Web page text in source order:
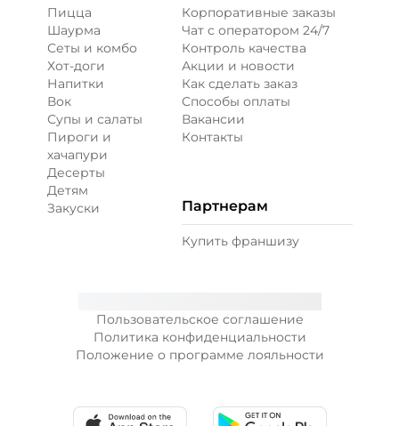
Пользовательское соглашение
Политика конфиденциальности
Положение о программе лояльности
Пицца
Шаурма
Сеты и комбо
Хот-доги
Напитки
Вок
Супы и салаты
Пироги и
хачапури
Десерты
Детям
Закуски
Корпоративные заказы
Чат с оператором 24/7
Контроль качества
Акции и новости
Как сделать заказ
Способы оплаты
Вакансии
Контакты
Партнерам
Купить франшизу